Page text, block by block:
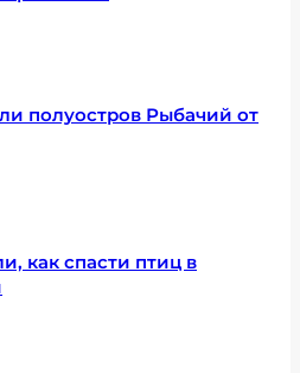
полуостров Рыбачий от
как спасти птиц в